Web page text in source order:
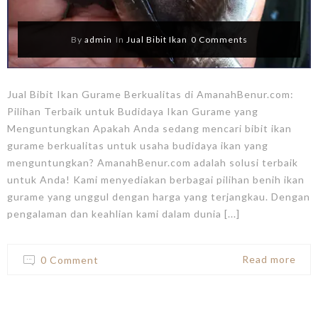
By admin In Jual Bibit Ikan 0 Comments
Jual Bibit Ikan Gurame Berkualitas di AmanahBenur.com:
Pilihan Terbaik untuk Budidaya Ikan Gurame yang
Menguntungkan Apakah Anda sedang mencari bibit ikan
gurame berkualitas untuk usaha budidaya ikan yang
menguntungkan? AmanahBenur.com adalah solusi terbaik
untuk Anda! Kami menyediakan berbagai pilihan benih ikan
gurame yang unggul dengan harga yang terjangkau. Dengan
pengalaman dan keahlian kami dalam dunia [...]
0 Comment Read more